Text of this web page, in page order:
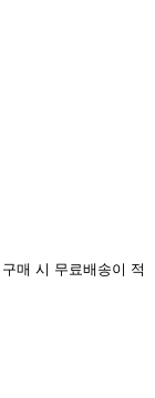
매 시 무료배송이 적